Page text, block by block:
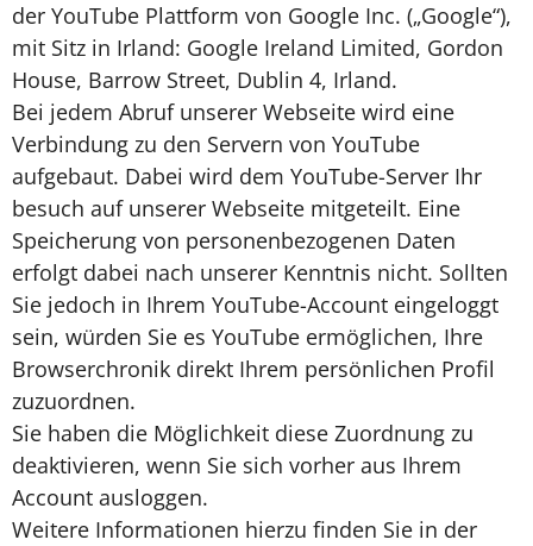
der YouTube Plattform von Google Inc. („Google“),
mit Sitz in Irland: Google Ireland Limited, Gordon
House, Barrow Street, Dublin 4, Irland.
Bei jedem Abruf unserer Webseite wird eine
Verbindung zu den Servern von YouTube
aufgebaut. Dabei wird dem YouTube-Server Ihr
besuch auf unserer Webseite mitgeteilt. Eine
Speicherung von personenbezogenen Daten
erfolgt dabei nach unserer Kenntnis nicht. Sollten
Sie jedoch in Ihrem YouTube-Account eingeloggt
sein, würden Sie es YouTube ermöglichen, Ihre
Browserchronik direkt Ihrem persönlichen Profil
zuzuordnen.
Sie haben die Möglichkeit diese Zuordnung zu
deaktivieren, wenn Sie sich vorher aus Ihrem
Account ausloggen.
Weitere Informationen hierzu finden Sie in der